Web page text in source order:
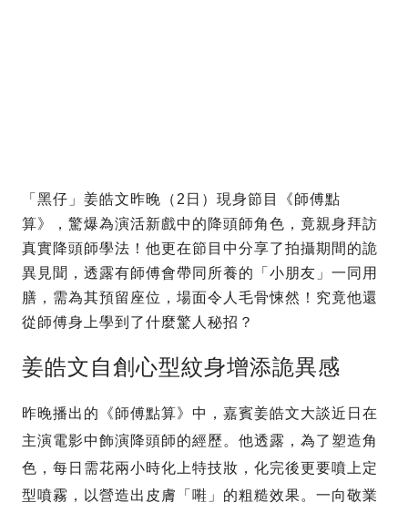
「黑仔」姜皓文昨晚（2日）現身節目《師傅點
算》，驚爆為演活新戲中的降頭師角色，竟親身拜訪
真實降頭師學法！他更在節目中分享了拍攝期間的詭
異見聞，透露有師傅會帶同所養的「小朋友」一同用
膳，需為其預留座位，場面令人毛骨悚然！究竟他還
從師傅身上學到了什麼驚人秘招？
姜皓文自創心型紋身增添詭異感
昨晚播出的《師傅點算》中，嘉賓姜皓文大談近日在
主演電影中飾演降頭師的經歷。他透露，為了塑造角
色，每日需花兩小時化上特技妝，化完後更要噴上定
型噴霧，以營造出皮膚「嚡」的粗糙效果。一向敬業